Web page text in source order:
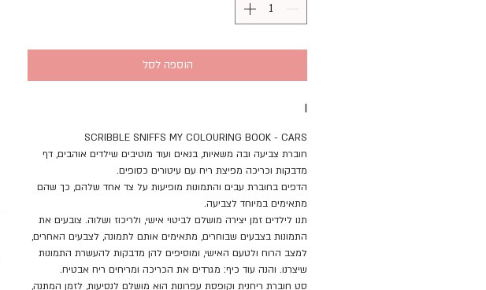
הוספה לסל
I
SCRIBBLE SNIFFS MY COLOURING BOOK - CARS
חוברת צביעה ובה משאיות, בנאים ועוד מוטיבים שילדים אוהבים, דף
מדבקות וכריכה מפיצת ריח עם עיטורים כסופים.
הדפים בחוברת עבים והתמונות מופיעות על צד אחד שלהם, כך שהם
מתאימים במיוחד לצביעה.
תנו לילדים זמן יצירה מושלם לביטוי אישי, ולריכוז ושלוה. צובעים את
התמונות בצבעים שבוחרים, מתאימים אותם לתמונה, לצבעים האחרים,
למצב הרוח ולטעם האישי, ומוסיפים להן מדבקות להעשרת התמונות
שיצרנו. והנה עוד כיף: מגרדים את הכריכה ומריחים ריח אבטיח.
סט חוברת ריחנית וקופסת עפרונות הוא מושלם לנסיעות, לזמן המתנה,